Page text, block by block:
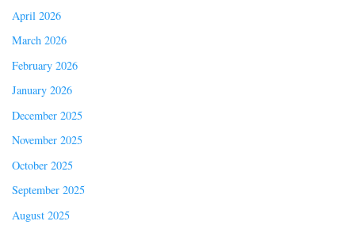
April 2026
March 2026
February 2026
January 2026
December 2025
November 2025
October 2025
September 2025
August 2025